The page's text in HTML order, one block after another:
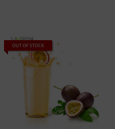
OUT OF STOCK